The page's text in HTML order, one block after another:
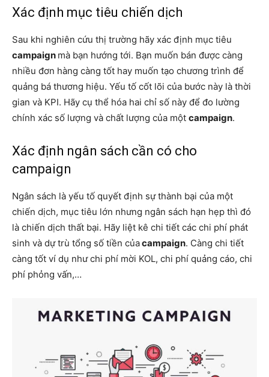
Xác định mục tiêu chiến dịch
Sau khi nghiên cứu thị trường hãy xác định mục tiêu
campaign mà bạn hướng tới. Bạn muốn bán được càng
nhiều đơn hàng càng tốt hay muốn tạo chương trình để
quảng bá thương hiệu. Yếu tố cốt lõi của bước này là thời
gian và KPI. Hãy cụ thể hóa hai chỉ số này để đo lường
chính xác số lượng và chất lượng của một campaign.
Xác định ngân sách cần có cho
campaign
Ngân sách là yếu tố quyết định sự thành bại của một
chiến dịch, mục tiêu lớn nhưng ngân sách hạn hẹp thì đó
là chiến dịch thất bại. Hãy liệt kê chi tiết các chi phí phát
sinh và dự trù tổng số tiền củacampaign. Càng chi tiết
càng tốt ví dụ như chi phí mời KOL, chi phí quảng cáo, chi
phí phỏng vấn,…